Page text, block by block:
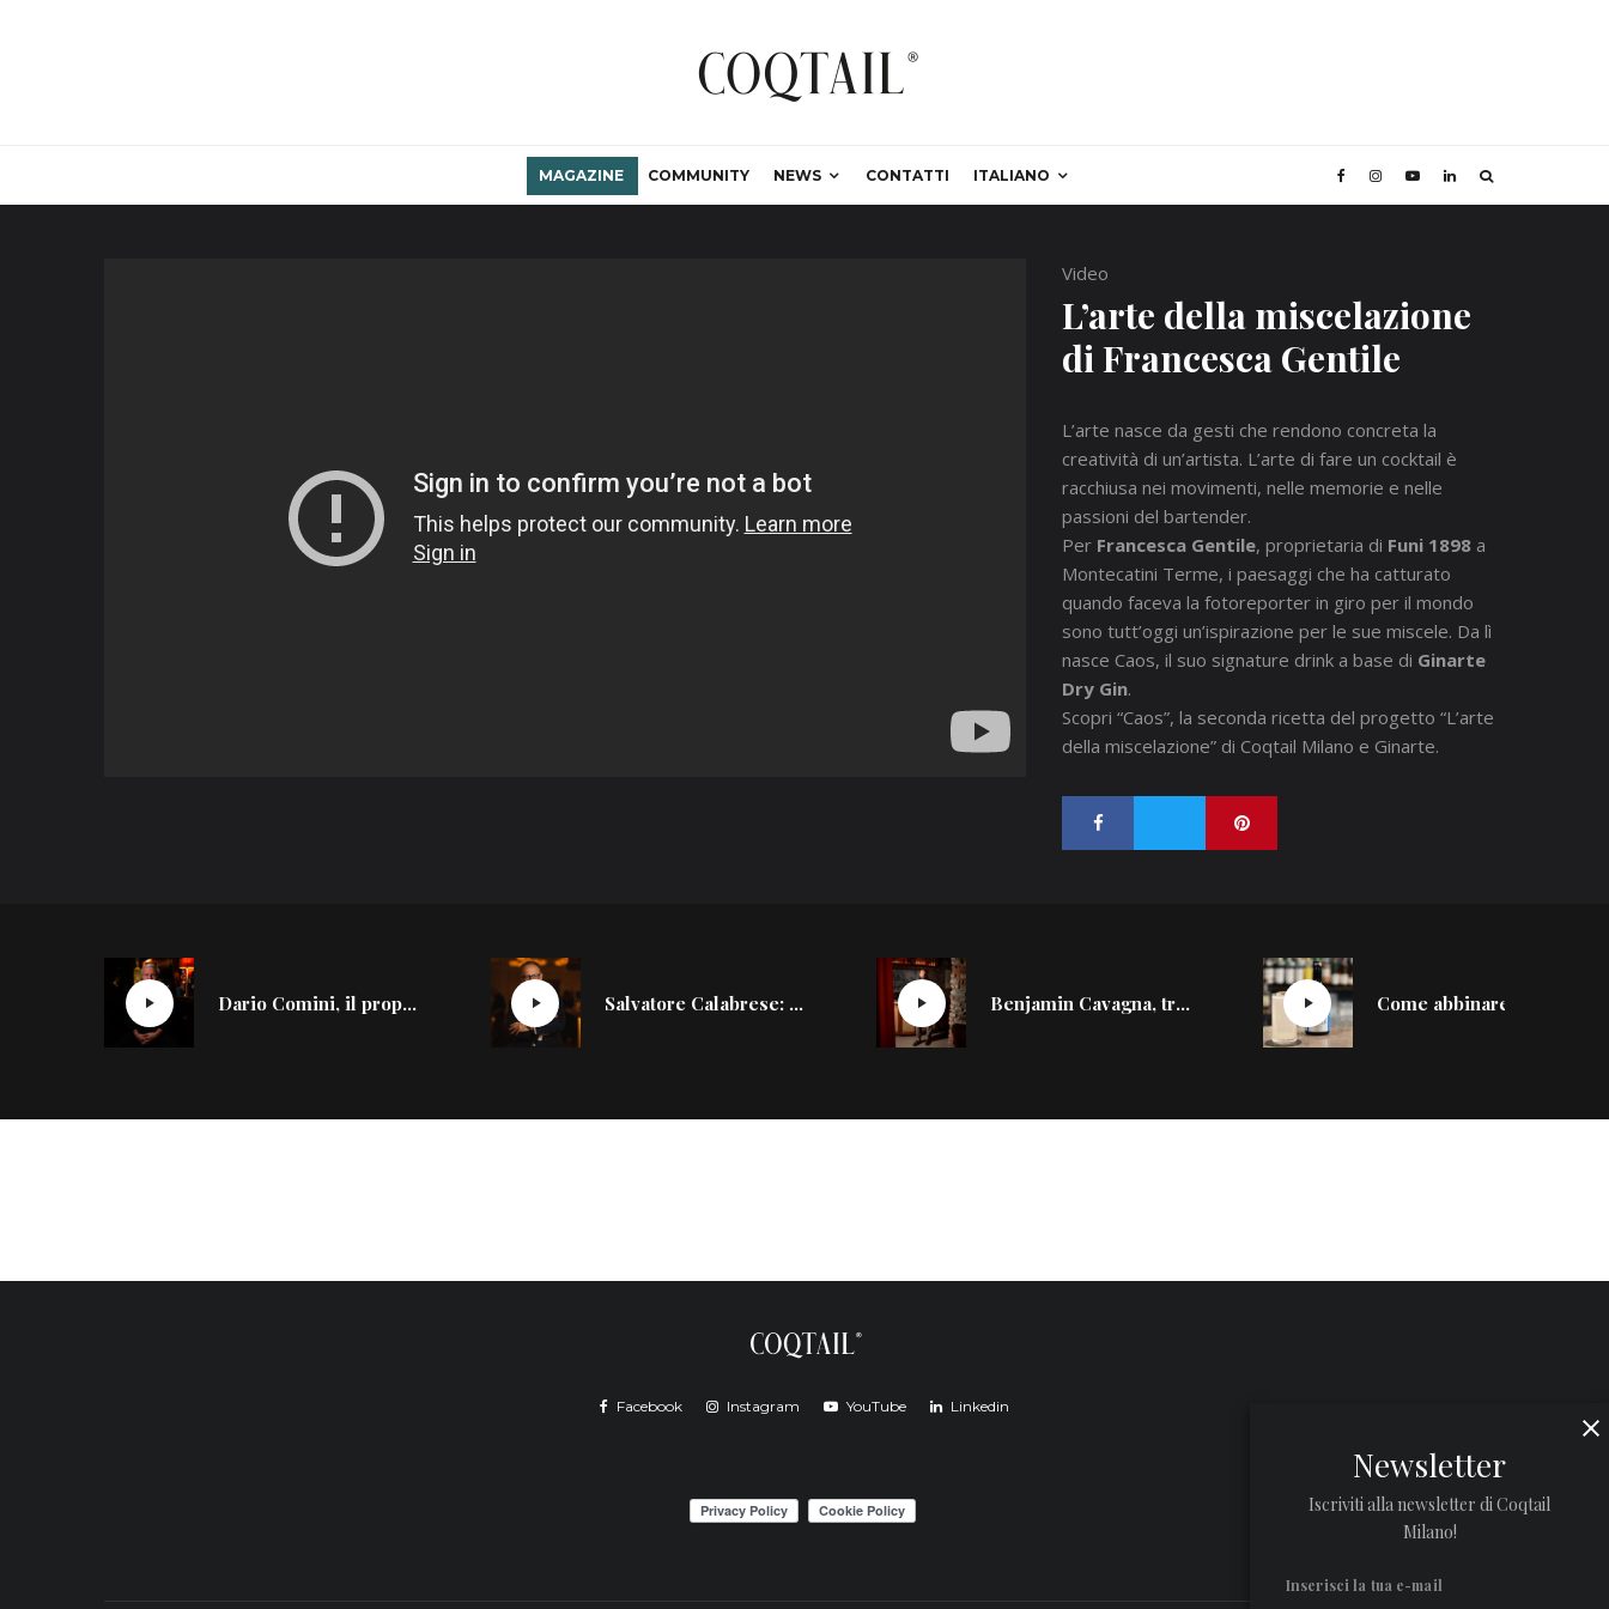
MAGAZINE COMMUNITY NEWS CONTATTI ITALIANO
Video
L’arte della miscelazione
di Francesca Gentile
L’arte nasce da gesti che rendono concreta la
creatività di un’artista. L’arte di fare un cocktail è
racchiusa nei movimenti, nelle memorie e nelle
passioni del bartender.
Per Francesca Gentile, proprietaria di Funi 1898 a
Montecatini Terme, i paesaggi che ha catturato
quando faceva la fotoreporter in giro per il mondo
sono tutt’oggi un’ispirazione per le sue miscele. Da lì
nasce Caos, il suo signature drink a base di Ginarte
Dry Gin.
Scopri “Caos”, la seconda ricetta del progetto “L’arte
della miscelazione” di Coqtail Milano e Ginarte.
Dario Comini, il proprietario del Nottingham Forest di Milano si racconta Salvatore Calabrese: cosa significa davvero essere un grande bartender Benjamin Cavagna, tra cocktail gastronomici e la nuova identità del 1930
Facebook Instagram YouTube Linkedin
Newsletter
Iscriviti alla newsletter di Coqtail
Milano!